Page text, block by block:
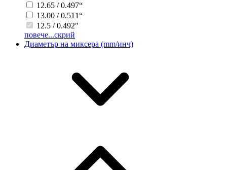
12.65 / 0.497“
13.00 / 0.511“
12.5 / 0.492"
повече...скрий
Диаметър на миксера (mm/инч)